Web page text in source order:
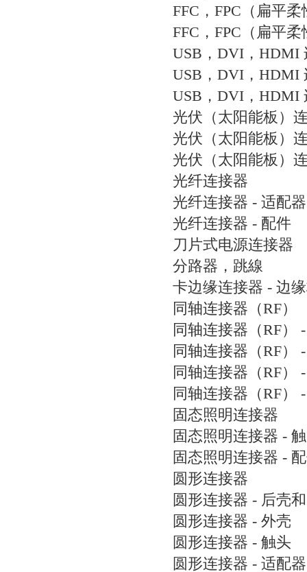
FFC，FPC（扁平
FFC，FPC（扁平
USB，DVI，HDMI
USB，DVI，HDMI
USB，DVI，HDMI
光伏（太阳能板）
光伏（太阳能板）
光伏（太阳能板）
光纤连接器
光纤连接器 - 适配器
光纤连接器 - 配件
刀片式电源连接器
分路器，跳線
卡边缘连接器 - 边
同轴连接器（RF）
同轴连接器（RF）
同轴连接器（RF）
同轴连接器（RF）
同轴连接器（RF）
固态照明连接器
固态照明连接器 -
固态照明连接器 -
圆形连接器
圆形连接器 - 后壳
圆形连接器 - 外壳
圆形连接器 - 触头
圆形连接器 - 适配器